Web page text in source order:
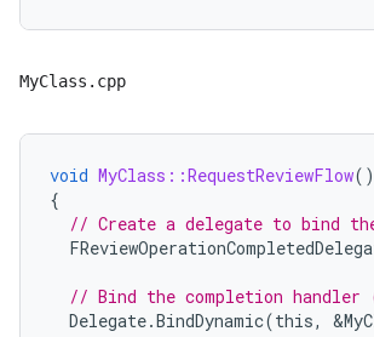
MyClass.cpp
void MyClass::RequestReviewFlow()
{
// Create a delegate to bind
// Bind the completion handler
Delegate.BindDynamic(this, &